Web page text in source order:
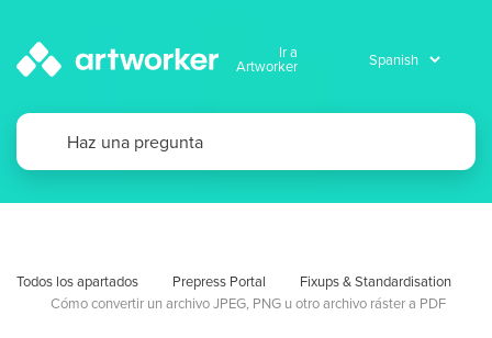
Ir a
Artworker
Todos los apartados Prepress Portal
Fixups & Standardisation
Cómo convertir un archivo JPEG, PNG u otro archivo ráster a PDF